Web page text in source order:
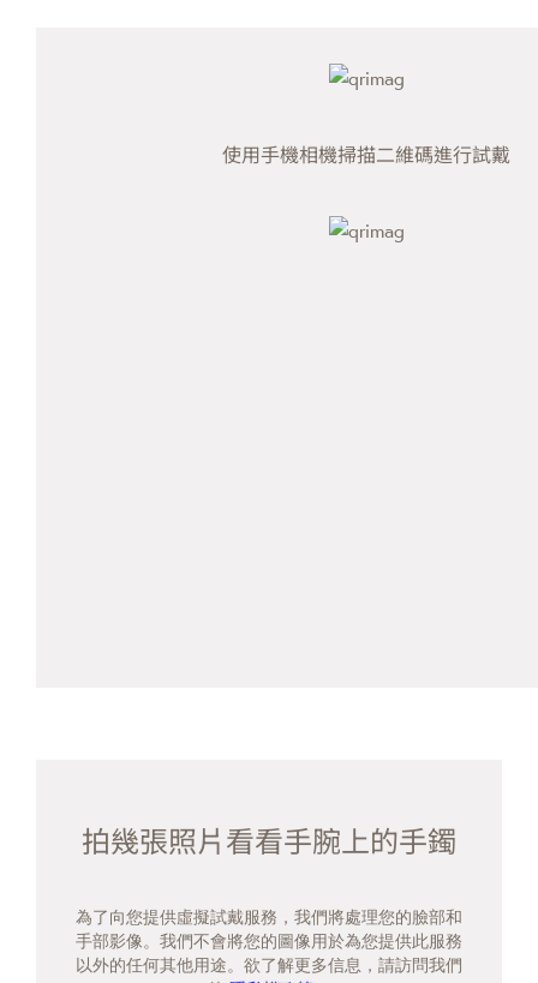
使用手機相機掃描二維碼進行試戴
拍幾張照片看看手腕上的手鐲
為了向您提供虛擬試戴服務，我們將處理您的臉部和
手部影像。我們不會將您的圖像用於為您提供此服務
以外的任何其他用途。欲了解更多信息，請訪問我們